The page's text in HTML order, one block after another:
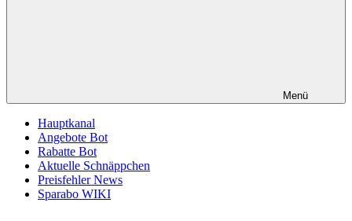
Menü
Hauptkanal
Angebote Bot
Rabatte Bot
Aktuelle Schnäppchen
Preisfehler News
Sparabo WIKI